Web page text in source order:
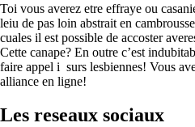
Toi vous averez etre effraye ou
leiu de pas loin abstrait en
cuales il est possible de accoster
Cette canape? En outre c’est
faire appel i surs lesbiennes! Vous
alliance en ligne!
Les reseaux sociaux